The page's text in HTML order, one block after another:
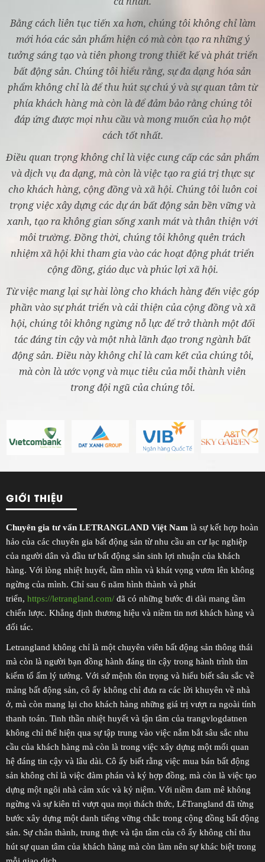
Bằng cách liên tục tiến xa hơn, chúng tôi không chỉ làm
mới hóa các sản phẩm hiện có mà còn tạo ra những ý
tưởng sáng tạo và tiên phong trong thiết kế và phát triển
bất động sản. Chúng tôi hiểu rằng, sự đa dạng hóa sản
phẩm không chỉ là để thu hút sự chú ý và sự quan tâm từ
phía khách hàng mà còn là để đảm bảo rằng chúng tôi
đáp ứng được mọi nhu cầu và mong muốn của họ một
cách tốt nhất.
Điều quan trọng không chỉ là việc cung cấp các sản phẩm
và dịch vụ đa dạng, mà còn là việc tạo ra giá trị thực sự
cho khách hàng, cộng đồng và xã hội. Chúng tôi luôn coi
trọng việc xây dựng các dự án bất động sản bền vững và
xanh, tạo ra không gian sống xanh mát và thân thiện với
môi trường. Đồng thời, chúng tôi không quên trách
nhiệm xã hội khi tham gia vào các hoạt động phát triển
cộng đồng, giáo dục và phúc lợi xã hội.
Từ việc mang lại sự hài lòng cho khách hàng đến việc góp
phần vào sự phát triển và cải thiện của cộng đồng và xã
hội, chúng tôi không ngừng nỗ lực để trở thành một đối
tác đáng tin cậy và một nhà lãnh đạo trong ngành bất
động sản. Điều này không chỉ là cam kết của chúng tôi,
mà còn là ước vọng và mục tiêu của mỗi thành viên
trong đội ngũ của chúng tôi.
GIỚI THIỆU
Chuyên gia tư vấn LETRANGLAND Việt Nam là sự kết hợp hoàn
hảo của các chuyên gia bất động sản từ nhu cầu an cư lạc nghiệp
của người dân và đầu tư bất động sản sinh lợi nhuận của khách
hàng. Với lòng nhiệt huyết, tầm nhìn và khát vọng vươn lên không
ngừng của mình. Chỉ sau 6 năm hình thành và phát
triển, https://letrangland.com/ đã có những bước đi dài mang tầm
chiến lược. Khẳng định thương hiệu và niềm tin nơi khách hàng và
đối tác.
Letrangland không chỉ là một chuyên viên bất động sản thông thái
mà còn là người bạn đồng hành đáng tin cậy trong hành trình tìm
kiếm tổ ấm lý tưởng. Với sứ mệnh tôn trọng và hiểu biết sâu sắc về
mảng bất động sản, cô ấy không chỉ đưa ra các lời khuyên về nhà
ở, mà còn mang lại cho khách hàng những giá trị vượt ra ngoài tính
thanh toán. Tinh thần nhiệt huyết và tận tâm của trangvlogdatnen
không chỉ thể hiện qua sự tập trung vào việc nắm bắt sâu sắc nhu
cầu của khách hàng mà còn là trong việc xây dựng một mối quan
hệ đáng tin cậy và lâu dài. Cô ấy biết rằng việc mua bán bất động
sản không chỉ là việc đàm phán và ký hợp đồng, mà còn là việc tạo
dựng một ngôi nhà cảm xúc và kỷ niệm. Với niềm đam mê không
ngừng và sự kiên trì vượt qua mọi thách thức, LêTrangland đã từng
bước xây dựng một danh tiếng vững chắc trong cộng đồng bất động
sản. Sự chân thành, trung thực và tận tâm của cô ấy không chỉ thu
hút sự quan tâm của khách hàng mà còn làm nên sự khác biệt trong